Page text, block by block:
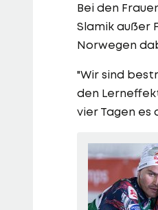
Bei den
Slamik außer
Norwegen
"Wir sind
den
vier Tagen es